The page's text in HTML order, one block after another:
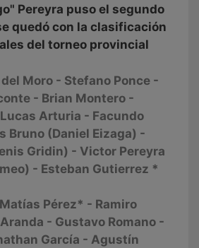
Pereyra puso el segundo
quedó con la clasificación
del torneo provincial
del Moro - Stefano Ponce -
- Brian Montero -
Arturia - Facundo
Bruno (Daniel Eizaga) -
Gridin) - Victor Pereyra
- Esteban Gutierrez *
Pérez* - Ramiro
- Gustavo Romano -
García - Agustín